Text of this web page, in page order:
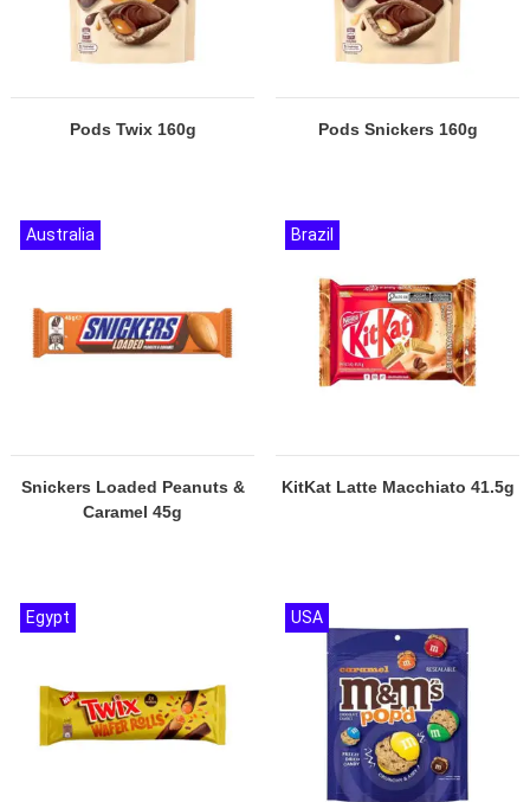
Pods Twix 160g Pods Snickers 160g
Snickers Loaded Peanuts &
Caramel 45g
Australia
KitKat Latte Macchiato 41.5g
Brazil
Egypt USA